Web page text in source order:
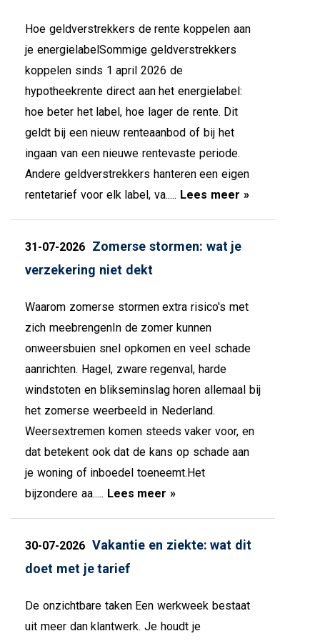
Hoe geldverstrekkers de rente koppelen aan
je energielabelSommige geldverstrekkers
koppelen sinds 1 april 2026 de
hypotheekrente direct aan het energielabel:
hoe beter het label, hoe lager de rente. Dit
geldt bij een nieuw renteaanbod of bij het
ingaan van een nieuwe rentevaste periode.
Andere geldverstrekkers hanteren een eigen
rentetarief voor elk label, va..... Lees meer »
31-07-2026 Zomerse stormen: wat je
verzekering niet dekt
Waarom zomerse stormen extra risico's met
zich meebrengenIn de zomer kunnen
onweersbuien snel opkomen en veel schade
aanrichten. Hagel, zware regenval, harde
windstoten en blikseminslag horen allemaal bij
het zomerse weerbeeld in Nederland.
Weersextremen komen steeds vaker voor, en
dat betekent ook dat de kans op schade aan
je woning of inboedel toeneemt.Het
bijzondere aa..... Lees meer »
30-07-2026 Vakantie en ziekte: wat dit
doet met je tarief
De onzichtbare taken Een werkweek bestaat
uit meer dan klantwerk. Je houdt je